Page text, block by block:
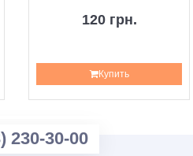
120 грн.
Купить
230-30-00